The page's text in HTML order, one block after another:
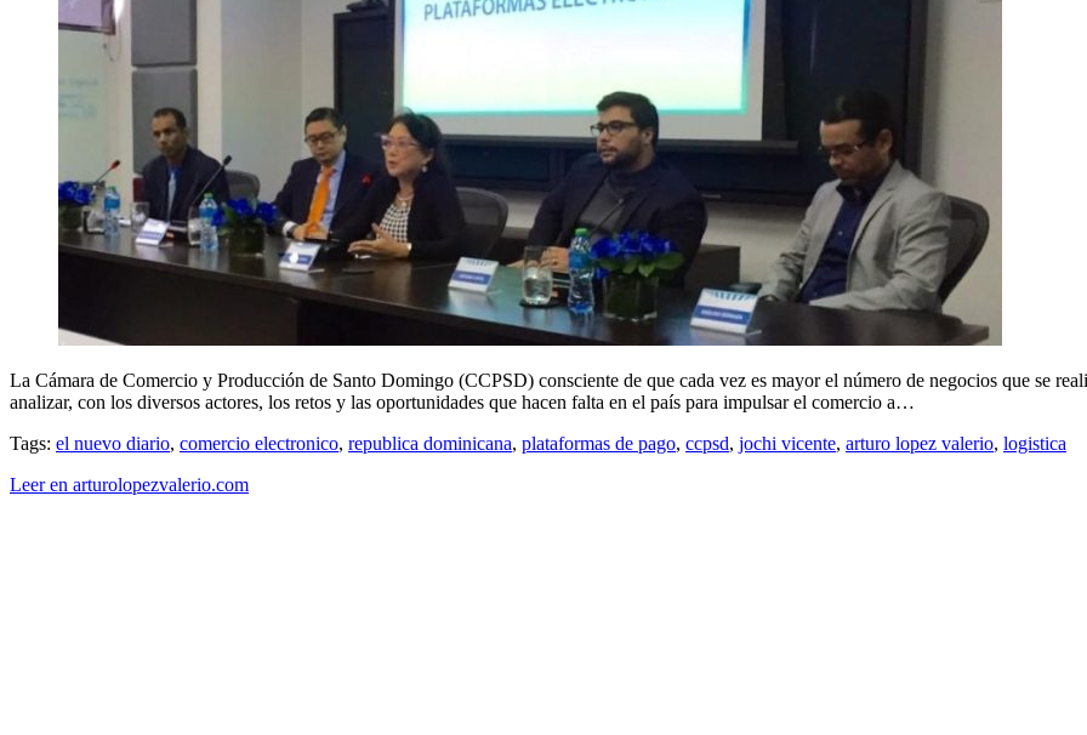
La Cámara de Comercio y Producción de Santo Domingo (CCPSD) consciente de que cada vez es mayor el número de negocios que se
analizar, con los diversos actores, los retos y las oportunidades que hacen falta en el país para impulsar el comercio a…
Tags: el nuevo diario, comercio electronico, republica dominicana, plataformas de pago, ccpsd, jochi vicente, arturo lopez valerio, logistica
Leer en arturolopezvalerio.com